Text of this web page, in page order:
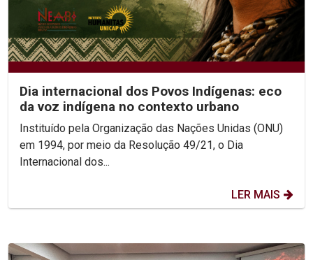
Dia internacional dos Povos Indígenas: eco
da voz indígena no contexto urbano
Instituído pela Organização das Nações Unidas (ONU)
em 1994, por meio da Resolução 49/21, o Dia
Internacional dos...
LER MAIS